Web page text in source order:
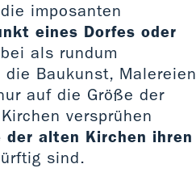
imposanten
eines Dorfes oder
als rundum
Baukunst, Malereien
auf die Größe der
versprühen
der alten Kirchen ihren
sind.